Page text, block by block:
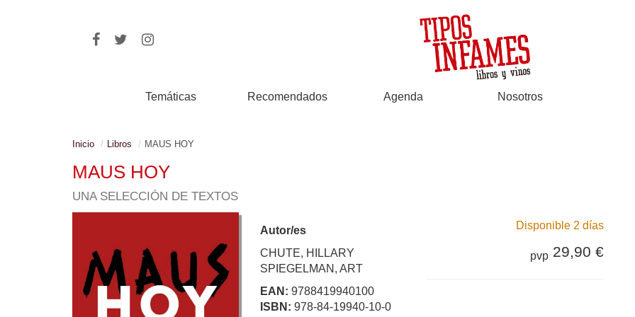
Temáticas Recomendados Agenda Nosotros
Inicio Libros MAUS HOY
MAUS HOY
UNA SELECCIÓN DE TEXTOS
Autor/es
CHUTE, HILLARY
SPIEGELMAN, ART
EAN: 9788419940100
ISBN: 978-84-19940-10-0
Disponible 2 días
pvp 29,90 €